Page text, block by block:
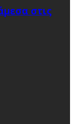
στις